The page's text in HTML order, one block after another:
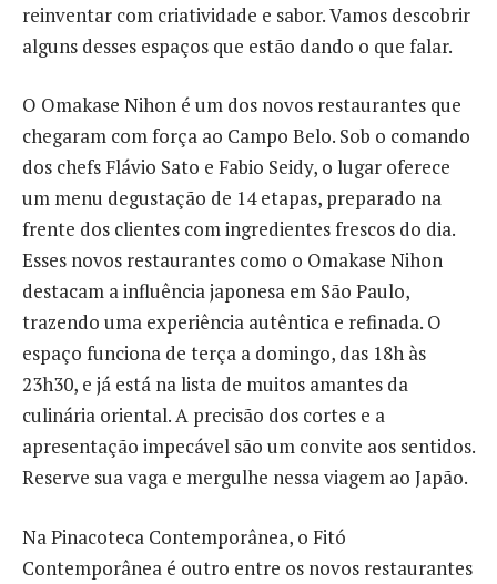
reinventar com criatividade e sabor. Vamos descobrir
alguns desses espaços que estão dando o que falar.
O Omakase Nihon é um dos novos restaurantes que
chegaram com força ao Campo Belo. Sob o comando
dos chefs Flávio Sato e Fabio Seidy, o lugar oferece
um menu degustação de 14 etapas, preparado na
frente dos clientes com ingredientes frescos do dia.
Esses novos restaurantes como o Omakase Nihon
destacam a influência japonesa em São Paulo,
trazendo uma experiência autêntica e refinada. O
espaço funciona de terça a domingo, das 18h às
23h30, e já está na lista de muitos amantes da
culinária oriental. A precisão dos cortes e a
apresentação impecável são um convite aos sentidos.
Reserve sua vaga e mergulhe nessa viagem ao Japão.
Na Pinacoteca Contemporânea, o Fitó
Contemporânea é outro entre os novos restaurantes